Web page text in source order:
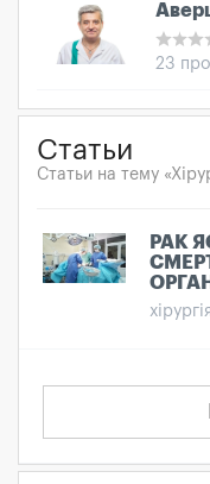
23
Статьи
Статьи на тему
РАК